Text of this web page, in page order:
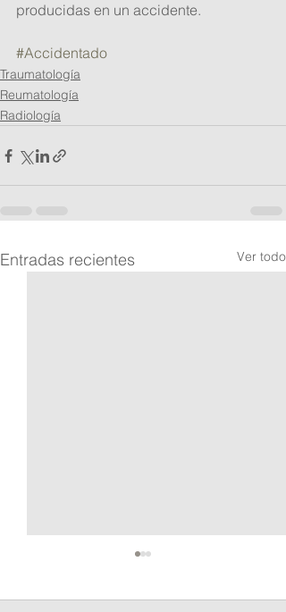
producidas en un accidente.
#Accidentado
Traumatología
Reumatología
Radiología
Entradas recientes Ver todo